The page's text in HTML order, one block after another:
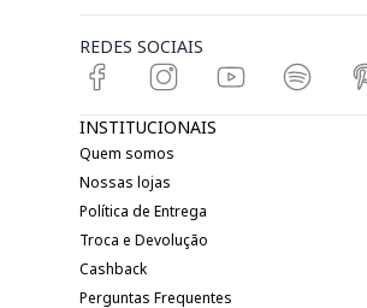
REDES SOCIAIS
INSTITUCIONAIS
Quem somos
Nossas lojas
Política de Entrega
Troca e Devolução
Cashback
Perguntas Frequentes